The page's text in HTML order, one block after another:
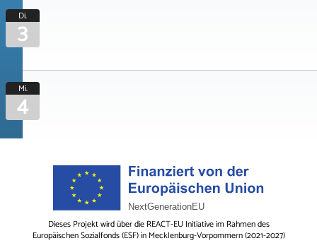
Di.
3
Mi.
4
Dieses Projekt wird über die REACT-EU Initiative im Rahmen des
Europäischen Sozialfonds (ESF) in Mecklenburg-Vorpommern (2021-2027)